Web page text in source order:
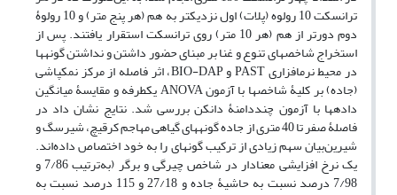
ترانسکت 10 ‌رولوه (پلات) اول نزدیک‏تر به هم (هر پنج متر) و 10 رولوۀ
دوم دورتر از هم (هر 10 متر) روی ترانسکت استقرار یافتند. پس از
استخراج شاخص‏های تنوع و غنا بر مبنای حضور داشتن و نداشتن گونه‏ها
در محیط نرم‏افزاری PAST و BIO-DAP، اثر فاصله از مرکز نمک‏پاشی
(جاده) بر کلیۀ شاخص‏ها با آزمون ANOVA یک‏‏طرفه و مقایسۀ میانگین
داده‏ها با آزمون چنددامنۀ دانکن بررسی شد. نتایج نشان داد در
فاصلۀ صفر تا 40 متری از جاده گونه‏های گیاهی مهاجم کرقیچ، شیرسگ و
شیرین‌بیان سهم زیادی از ترکیب گونه‏ای را به خود اختصاص داده‌اند.
یک نرخ افزایشی معنا‏دار در شاخص‏ چیرگی و برگر (به‌ترتیب 7/86 و
7/98 درصد نسبت به حاشیۀ جاده و 27/18 و 115 درصد نسبت به